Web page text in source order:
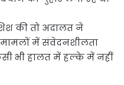
की तो अदालत ने
में संवेदनशीलता
भी हालत में हल्के में नहीं